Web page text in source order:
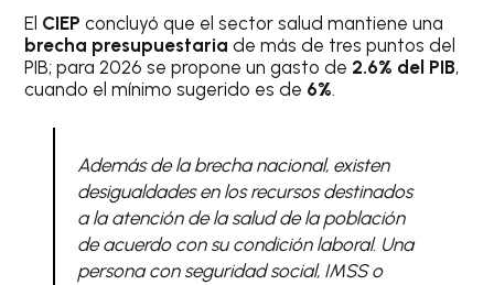
El CIEPconcluyó que el sector salud mantiene una
brecha presupuestaria de más de tres puntos del
PIB; para 2026 se propone un gasto de 2.6% del PIB,
cuando el mínimo sugerido es de 6%.
Además de la brecha nacional, existen
desigualdades en los recursos destinados
a la atención de la salud de la población
de acuerdo con su condición laboral. Una
persona con seguridad social, IMSS o